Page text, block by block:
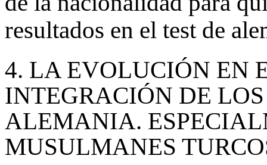
resultados en el test de
4. LA EVOLUCIÓN EN
INTEGRACIÓN DE
ALEMANIA.
MUSULMANES